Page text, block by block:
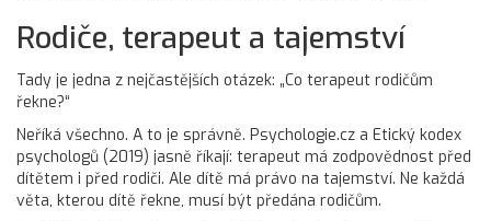
Rodiče, terapeut a tajemství
Tady je jedna z nejčastějších otázek: „Co terapeut rodičům
řekne?“
Neříká všechno. A to je správně. Psychologie.cz a Etický kodex
psychologů (2019) jasně říkají: terapeut má zodpovědnost před
dítětem i před rodiči. Ale dítě má právo na tajemství. Ne každá
věta, kterou dítě řekne, musí být předána rodičům.